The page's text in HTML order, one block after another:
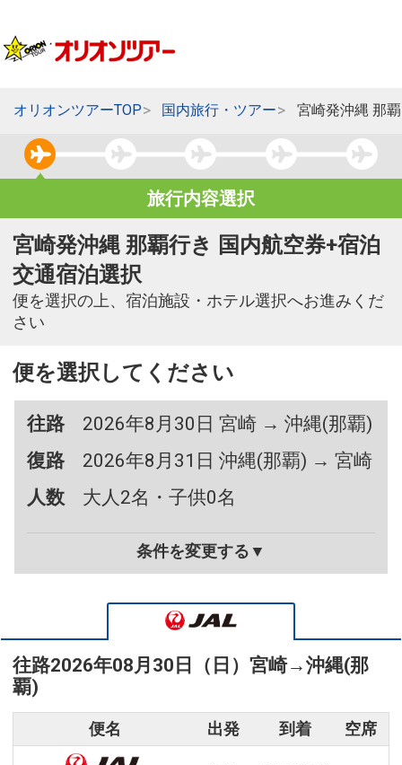
オリオンツアーTOP 国内旅行・ツアー 宮崎発沖縄 那
旅行内容選択
宮崎発沖縄 那覇行き 国内航空券+宿泊
交通宿泊選択
便を選択の上、宿泊施設・ホテル選択へお進みくだ
さい
便を選択してください
往路
2026年8月30日 宮崎 → 沖縄(那覇)
復路
2026年8月31日 沖縄(那覇) → 宮崎
人数
大人2名・子供0名
条件を変更する▼
往路2026年08月30日（日） 宮崎→沖縄(那
覇)
便名 出発 到着 空席